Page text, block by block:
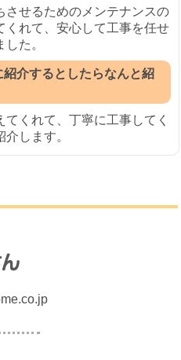
させるためのメンテナンスの
くれて、安心して工事を任せ
た。
介するとしたらなんと紹
くれて、丁寧に工事してく
します。